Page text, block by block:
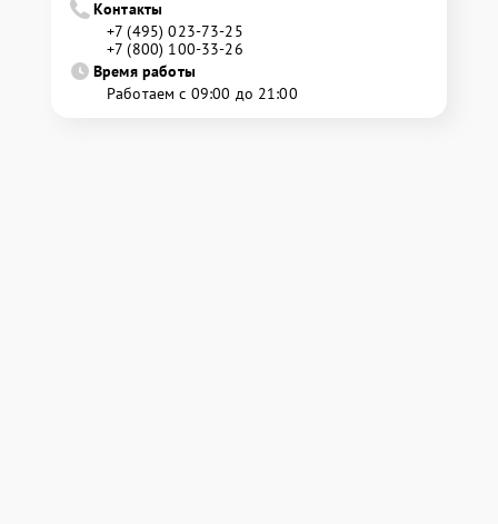
Контакты
+7 (495) 023-73-25
+7 (800) 100-33-26
Время работы
Работаем с 09:00 до 21:00